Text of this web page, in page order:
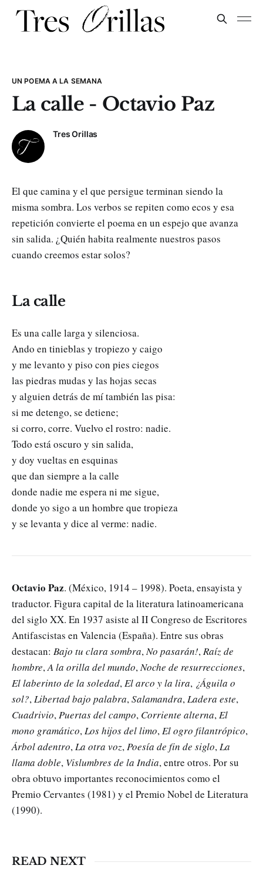
UN POEMA A LA SEMANA
La calle - Octavio Paz
Tres Orillas
El que camina y el que persigue terminan siendo la
misma sombra. Los verbos se repiten como ecos y esa
repetición convierte el poema en un espejo que avanza
sin salida. ¿Quién habita realmente nuestros pasos
cuando creemos estar solos?
La calle
Es una calle larga y silenciosa.
Ando en tinieblas y tropiezo y caigo
y me levanto y piso con pies ciegos
las piedras mudas y las hojas secas
y alguien detrás de mí también las pisa:
si me detengo, se detiene;
si corro, corre. Vuelvo el rostro: nadie.
Todo está oscuro y sin salida,
y doy vueltas en esquinas
que dan siempre a la calle
donde nadie me espera ni me sigue,
donde yo sigo a un hombre que tropieza
y se levanta y dice al verme: nadie.
Octavio Paz. (México, 1914 – 1998). Poeta, ensayista y
traductor. Figura capital de la literatura latinoamericana
del siglo XX. En 1937 asiste al II Congreso de Escritores
Antifascistas en Valencia (España). Entre sus obras
destacan: Bajo tu clara sombra,No pasarán!,Raíz de
hombre,A la orilla del mundo,Noche de resurrecciones,
El laberinto de la soledad,El arco y la lira, ¿Águila o
sol?,Libertad bajo palabra,Salamandra,Ladera este,
Cuadrivio,Puertas del campo, Corriente alterna,El
mono gramático,Los hijos del limo,El ogro filantrópico,
Árbol adentro,La otra voz,Poesía de fin de siglo,La
llama doble, Vislumbres de la India, entre otros. Por su
obra obtuvo importantes reconocimientos como el
Premio Cervantes (1981) y el Premio Nobel de Literatura
(1990).
READ NEXT